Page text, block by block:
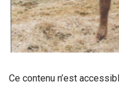
Ce contenu n’est